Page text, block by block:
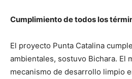
Cumplimiento de todos los
El proyecto Punta Catalina
ambientales, sostuvo Bichara. El
mecanismo de desarrollo limpio